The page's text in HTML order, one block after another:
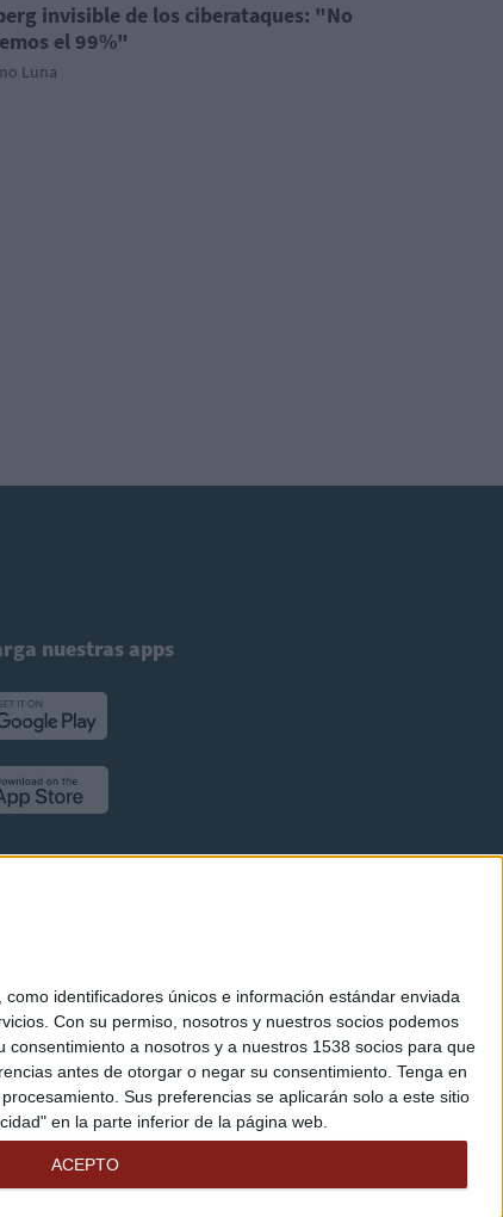
identificadores únicos e información estándar enviada
Con su permiso, nosotros y nuestros socios podemos
a nosotros y a nuestros 1538 socios para que
antes de otorgar o negar su consentimiento. Tenga en
Sus preferencias se aplicarán solo a este sitio
en la parte inferior de la página web.
ACEPTO
invisible de los ciberataques: "No
el 99%"
Luna
nuestras apps